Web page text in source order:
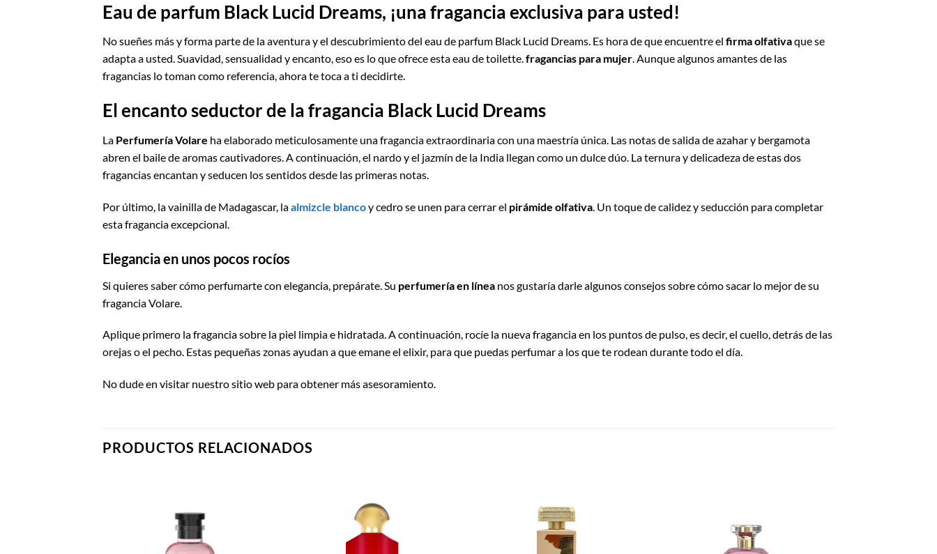
Eau de parfum Black Lucid Dreams, ¡una fragancia exclusiva para usted!
No sueñes más y forma parte de la aventura y el descubrimiento del eau de parfum Black Lucid Dreams. Es hora de que encuentre el firma olfativaque se
adapta a usted. Suavidad, sensualidad y encanto, eso es lo que ofrece esta eau de toilette.fragancias para mujer. Aunque algunos amantes de las
fragancias lo toman como referencia, ahora te toca a ti decidirte.
El encanto seductor de la fragancia Black Lucid Dreams
La Perfumería Volare ha elaborado meticulosamente una fragancia extraordinaria con una maestría única. Las notas de salida de azahar y bergamota
abren el baile de aromas cautivadores. A continuación, el nardo y el jazmín de la India llegan como un dulce dúo. La ternura y delicadeza de estas dos
fragancias encantan y seducen los sentidos desde las primeras notas.
Por último, la vainilla de Madagascar, laalmizcle blancoy cedro se unen para cerrar el pirámide olfativa. Un toque de calidez y seducción para completar
esta fragancia excepcional.
Elegancia en unos pocos rocíos
Si quieres saber cómo perfumarte con elegancia, prepárate. Su perfumería en línea nos gustaría darle algunos consejos sobre cómo sacar lo mejor de su
fragancia Volare.
Aplique primero la fragancia sobre la piel limpia e hidratada. A continuación, rocíe la nueva fragancia en los puntos de pulso, es decir, el cuello, detrás de las
orejas o el pecho. Estas pequeñas zonas ayudan a que emane el elixir, para que puedas perfumar a los que te rodean durante todo el día.
No dude en visitar nuestro sitio web para obtener más asesoramiento.
PRODUCTOS RELACIONADOS